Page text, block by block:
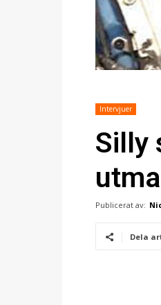
Intervjuer
Silly
Publicerat av:
Dela